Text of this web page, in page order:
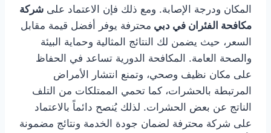
المكان ودرجة الإصابة. ومع ذلك فإن الاعتماد على شركة
مكافحة الفئران في دبي محترفة يوفر أفضل قيمة مقابل
السعر، حيث يضمن لك النتائج المثالية وحماية البيئة
والصحة العامة. المكافحة الدورية تساعد في الحفاظ
على مكان نظيف وصحي، وتمنع انتشار الأمراض
المرتبطة بالحشرات، كما تحمي الممتلكات من التلف
الناتج عن بعض الحشرات. لذلك يُنصح دائماً بالاعتماد
على شركة محترفة لضمان جودة الخدمة ونتائج مضمونة